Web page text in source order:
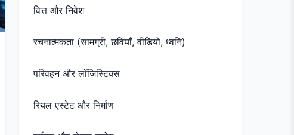
वित्त और निवेश
रचनात्मकता (सामग्री, छवियाँ, वीडियो, ध्वनि)
परिवहन और लॉजिस्टिक्स
रियल एस्टेट और निर्माण